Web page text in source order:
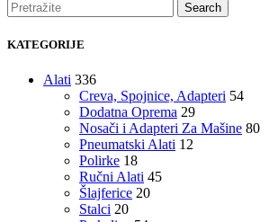
Search
KATEGORIJE
Alati 336
Creva, Spojnice, Adapteri 54
Dodatna Oprema 29
Nosači i Adapteri Za Mašine 80
Pneumatski Alati 12
Polirke 18
Ručni Alati 45
Šlajferice 20
Stalci 20